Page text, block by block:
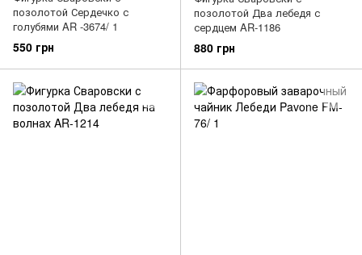
позолотой Сердечко с
голубями AR -3674/ 1
550 грн
позолотой Два лебедя с
сердцем AR-1186
880 грн